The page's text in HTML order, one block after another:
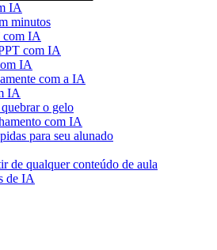
IA
minutos
com IA
com IA
IA
com a IA
IA
o gelo
com IA
para seu alunado
de qualquer conteúdo de aula
de IA